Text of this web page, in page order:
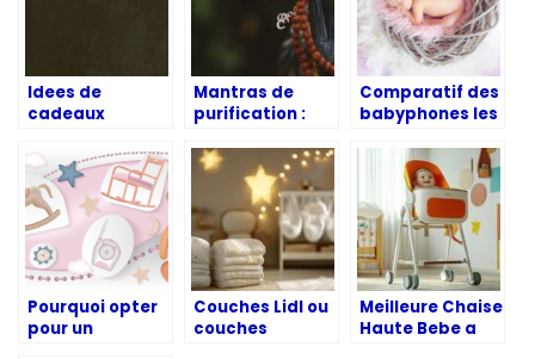
Idees de
cadeaux
bapteme
Mantras de
purification :
spirituelle
Comparatif des
babyphones les
performants du
moment
Pourquoi opter
pour un
Couches Lidl ou
couches
Meilleure Chaise
Haute Bebe a